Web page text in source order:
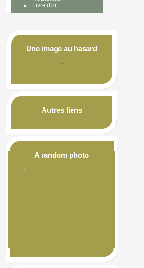
Livre d'or
Une image au hasard
Autres liens
A random photo